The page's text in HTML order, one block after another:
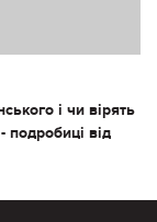
і чи вірять
від